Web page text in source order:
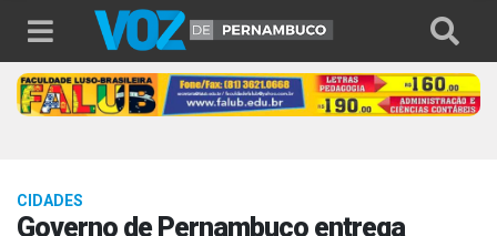
CIDADES
Governo de Pernambuco entrega